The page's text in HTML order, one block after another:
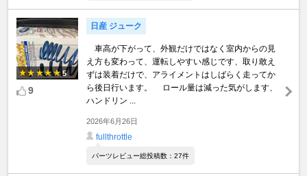
5
9
日産 ジューク
車高が下がって、外観だけではなく室内からの見
え方も変わって、運転しやすい感じです、取り敢え
ずは装着だけで、アライメントはしばらく走ってか
ら後日行います。 ロール量は減った気がします、
ハンドリン ...
2026年6月26日
fullthrottle
パーツレビュー総投稿数：27件